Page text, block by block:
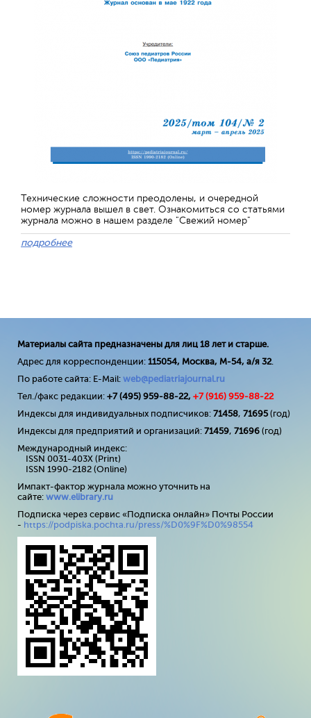
Технические сложности преодолены, и очередной
номер журнала вышел в свет. Ознакомиться со статьями
журнала можно в нашем разделе "Свежий номер"
подробнее
Материалы сайта предназначены для лиц 18 лет и старше.
Адрес для корреспонденции: 115054, Москва, М-54, а/я 32.
По работе сайта: E-Mail: web@pediatriajournal.ru
Тел./факс редакции: +7 (495) 959-88-22, +7 (916) 959-88-22
Индексы для индивидуальных подписчиков: 71458, 71695(год)
Индексы для предприятий и организаций: 71459, 71696 (год)
Международный индекс:
ISSN 0031-403X (Print)
ISSN 1990-2182 (Online)
Импакт-фактор журнала можно уточнить на
сайте: www.elibrary.ru
Подписка через сервис «Подписка онлайн» Почты России
- https://podpiska.pochta.ru/press/%D0%9F%D0%98554